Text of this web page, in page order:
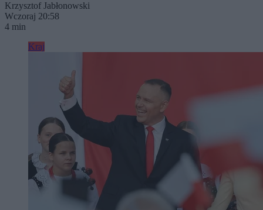
Krzysztof Jabłonowski
Wczoraj 20:58
4 min
Kraj